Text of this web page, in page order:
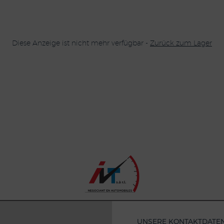
Diese Anzeige ist nicht mehr verfügbar - Zurück zum Lager
UNSERE